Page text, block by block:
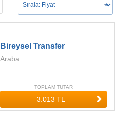
Bireysel Transfer
Araba
TOPLAM TUTAR